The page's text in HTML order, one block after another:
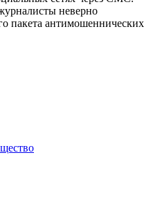
неверно
пакета антимошеннических